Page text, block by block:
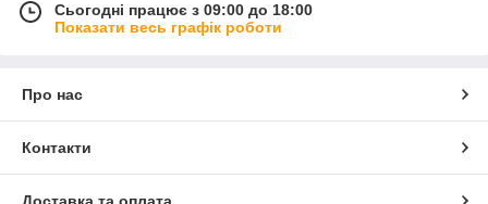
Сьогодні працює з 09:00 до 18:00
Показати весь графік роботи
Про нас
Контакти